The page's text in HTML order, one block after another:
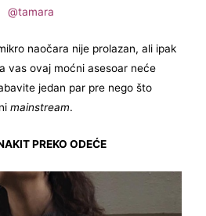
@tamara
naočara nije prolazan, ali ipak
vas ovaj moćni asesoar neće
jedan par pre nego što
mainstream.
PREKO ODEĆE